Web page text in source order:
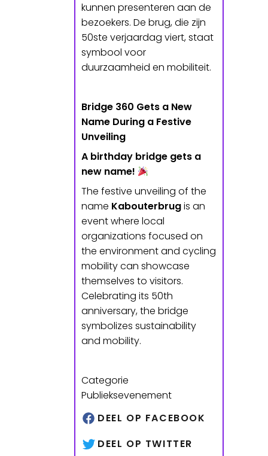
kunnen presenteren aan de
bezoekers. De brug, die zijn
50ste verjaardag viert, staat
symbool voor
duurzaamheid en mobiliteit.
Bridge 360 Gets a New
Name During a Festive
Unveiling
A birthday bridge gets a
new name!
The festive unveiling of the
name Kabouterbrugis an
event where local
organizations focused on
the environment and cycling
mobility can showcase
themselves to visitors.
Celebrating its 50th
anniversary, the bridge
symbolizes sustainability
and mobility.
Categorie
Publieksevenement
DEEL OP FACEBOOK
DEEL OP TWITTER